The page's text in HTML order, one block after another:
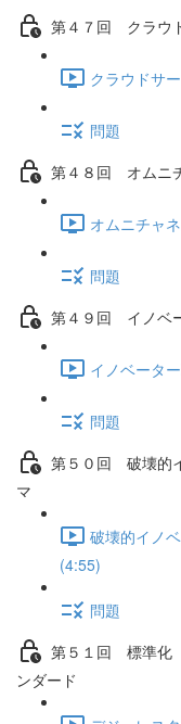
第４７回 クラウ
クラウドサ
問題
第４８回 オムニ
オムニチャ
問題
第４９回 イノベ
イノベータ
問題
第５０回 破壊的
マ
破壊的イノ
(4:55)
問題
第５１回 標準化
ンダード